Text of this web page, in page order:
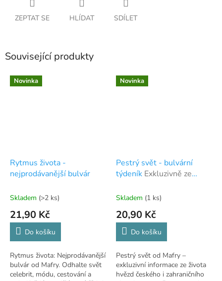
ZEPTAT SE HLÍDAT SDÍLET
Související produkty
Novinka
Rytmus života -
nejprodávanější bulvár
Skladem (>2 ks)
21,90 Kč
Do košíku
Rytmus života: Nejprodávanější
bulvár od Mafry. Odhalte svět
celebrit, módu, cestování a
Novinka
Pestrý svět - bulvární
týdeník Exkluzivně ze
Skladem (1 ks)
20,90 Kč
Do košíku
Pestrý svět od Mafry –
exkluzivní informace ze života
hvězd českého i zahraničního